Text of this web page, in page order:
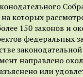
которых
150 законов и
федеральных
законодательной
направлено
или